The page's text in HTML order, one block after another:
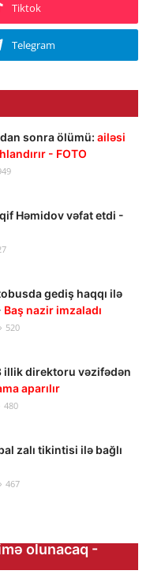
Tiktok
Telegram
sonra ölümü: ailəsi
- FOTO
Həmidov vəfat etdi -
gediş haqqı ilə
Baş nazir imzaladı
520
illik direktoru vəzifədən
aparılır
480
zalı tikintisi ilə bağlı
467
olunacaq -